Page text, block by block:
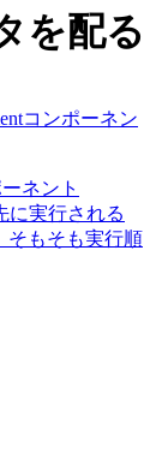
を配る
コンポーネン
ネント
に実行される
そもそも実行順